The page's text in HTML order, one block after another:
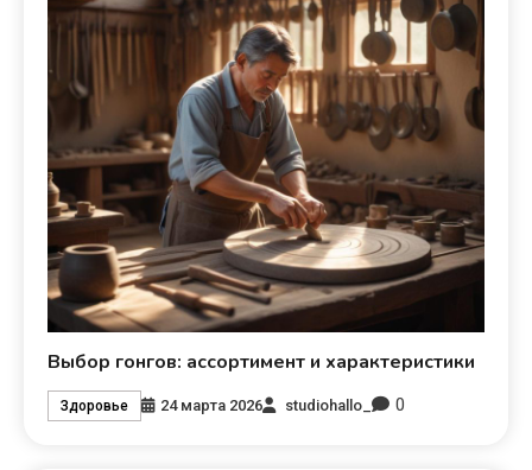
Выбор гонгов: ассортимент и характеристики
Здоровье 24 марта 2026 studiohallo_ 0